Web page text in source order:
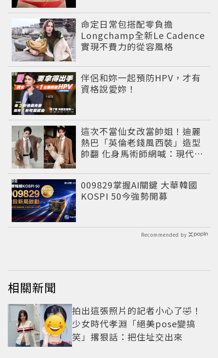
命定日常包搭配零負擔
Longchamp全新Le Cadence
實現不費力的從容風格
伴侶和妳一起預防HPV，才有
資格說愛妳！
PR
這次不當仙女改當帥姐！迪麗
熱巴「英倫老錢風西裝」造型
帥翻 化身馬術師網喊：現代版
009829掌握AI關鍵 大華韓國
KOSPI 50今強勢開募
PR
Recommended by
相關新聞
拍出這張照片的記者小心了🤣！
少女時代孝淵「絕美pose變搞
笑」撂狠話：把住址交出來